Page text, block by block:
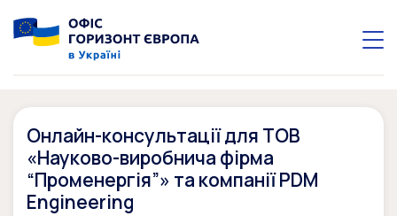
Онлайн-консультації для ТОВ
«Науково-виробнича фірма
“Променергія”» та компанії PDM
Engineering